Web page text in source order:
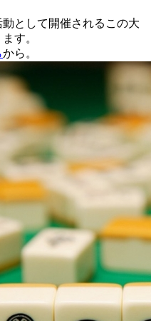
として開催されるこの大
す。
から。